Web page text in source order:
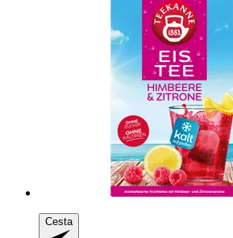
Cesta